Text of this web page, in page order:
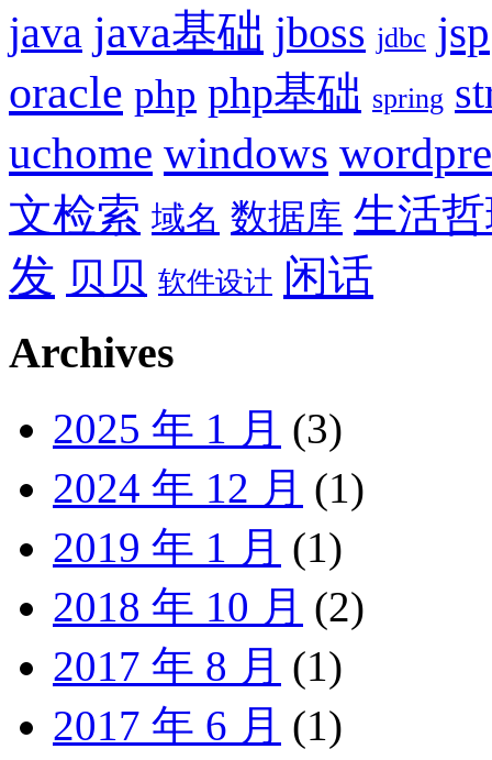
java java基础 jboss jdbc jsp
oracle php php基础 spring
uchome windows
文检索 域名 数据库 生活
发 贝贝 软件设计 闲话
Archives
2025 年 1 月 (3)
2024 年 12 月 (1)
2019 年 1 月 (1)
2018 年 10 月 (2)
2017 年 8 月 (1)
2017 年 6 月 (1)